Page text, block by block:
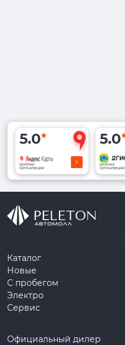
5.0
рейтинг
организации
5.0
рейтинг
организации
Каталог
Новые
С пробегом
Электро
Сервис
Официальный дилер